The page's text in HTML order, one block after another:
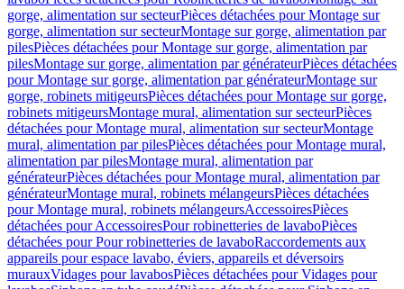
gorge, alimentation sur secteurPièces détachées pour Montage sur
gorge, alimentation sur secteurMontage sur gorge, alimentation par
pilesPièces détachées pour Montage sur gorge, alimentation par
pilesMontage sur gorge, alimentation par générateurPièces détachées
pour Montage sur gorge, alimentation par générateurMontage sur
gorge, robinets mitigeursPièces détachées pour Montage sur gorge,
robinets mitigeursMontage mural, alimentation sur secteurPièces
détachées pour Montage mural, alimentation sur secteurMontage
mural, alimentation par pilesPièces détachées pour Montage mural,
alimentation par pilesMontage mural, alimentation par
générateurPièces détachées pour Montage mural, alimentation par
générateurMontage mural, robinets mélangeursPièces détachées
pour Montage mural, robinets mélangeursAccessoiresPièces
détachées pour AccessoiresPour robinetteries de lavaboPièces
détachées pour Pour robinetteries de lavaboRaccordements aux
appareils pour espace lavabo, éviers, appareils et déversoirs
murauxVidages pour lavabosPièces détachées pour Vidages pour